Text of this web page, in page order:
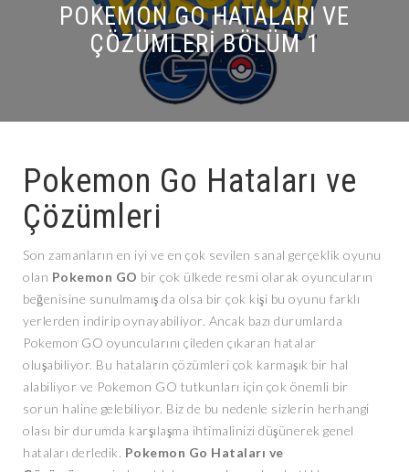
ÇÖZÜMLERI BÖLÜM 1
Pokemon Go Hataları ve
Çözümleri
Son zamanların en iyi ve en çok sevilen sanal gerçeklik oyunu
olan Pokemon GO bir çok ülkede resmi olarak oyuncuların
beğenisine sunulmamış da olsa bir çok kişi bu oyunu farklı
yerlerden indirip oynayabiliyor. Ancak bazı durumlarda
Pokemon GO oyuncularını çileden çıkaran hatalar
oluşabiliyor. Bu hataların çözümleri çok karmaşık bir hal
alabiliyor ve Pokemon GO tutkunları için çok önemli bir
sorun haline gelebiliyor. Biz de bu nedenle sizlerin herhangi
olası bir durumda karşılaşma ihtimalinizi düşünerek genel
hataları derledik. Pokemon Go Hataları ve